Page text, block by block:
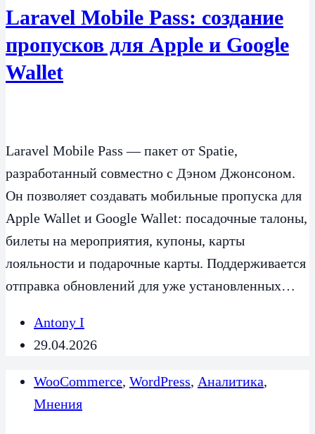
Laravel Mobile Pass: создание
пропусков для Apple и Google
Wallet
Laravel Mobile Pass — пакет от Spatie,
разработанный совместно с Дэном Джонсоном.
Он позволяет создавать мобильные пропуска для
Apple Wallet и Google Wallet: посадочные талоны,
билеты на мероприятия, купоны, карты
лояльности и подарочные карты. Поддерживается
отправка обновлений для уже установленных…
Antony I
29.04.2026
WooCommerce, WordPress, Аналитика,
Мнения